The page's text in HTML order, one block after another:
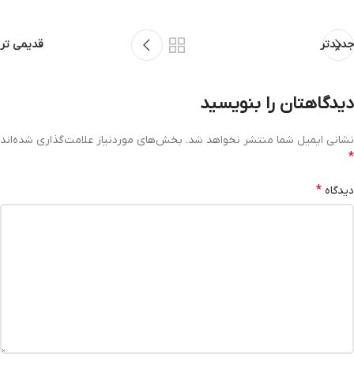
جدیدتر قدیمی تر
دیدگاهتان را بنویسید
نشانی ایمیل شما منتشر نخواهد شد. بخش‌های موردنیاز علامت‌گذاری شده‌اند
*
دیدگاه *